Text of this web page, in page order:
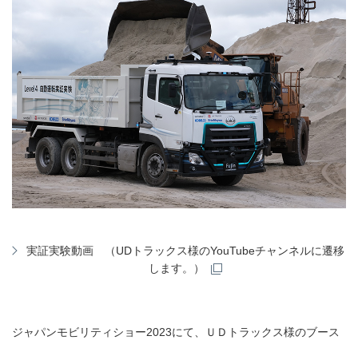
実証実験動画 （UDトラックス様のYouTubeチャンネルに遷移
します。）
ジャパンモビリティショー2023にて、ＵＤトラックス様のブース